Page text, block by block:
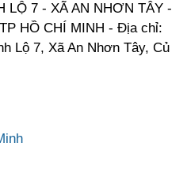
LỘ 7 - XÃ AN NHƠN TÂY -
HỒ CHÍ MINH - Địa chỉ:
Lộ 7, Xã An Nhơn Tây, Củ